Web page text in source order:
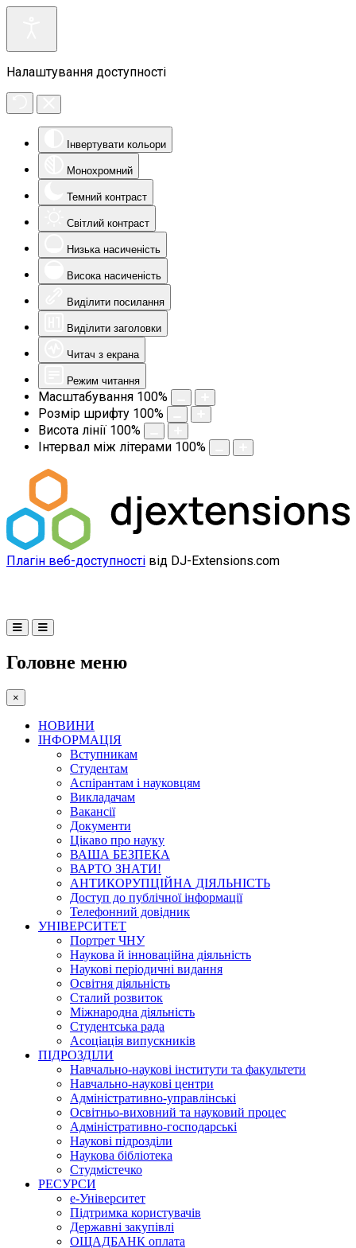
Налаштування доступності
Інвертувати кольори
Монохромний
Темний контраст
Світлий контраст
Низька насиченість
Висока насиченість
Виділити посилання
Виділити заголовки
Читач з екрана
Режим читання
Масштабування 100%
Розмір шрифту 100%
Висота лінії 100%
Інтервал між літерами 100%
Плагін веб-доступності від DJ-Extensions.com
Головне меню
×
НОВИНИ
ІНФОРМАЦІЯ
Вступникам
Студентам
Аспірантам і науковцям
Викладачам
Вакансії
Документи
Цікаво про науку
ВАША БЕЗПЕКА
ВАРТО ЗНАТИ!
АНТИКОРУПЦІЙНА ДІЯЛЬНІСТЬ
Доступ до публічної інформації
Телефонний довідник
УНІВЕРСИТЕТ
Портрет ЧНУ
Наукова й інноваційна діяльність
Наукові періодичні видання
Освітня діяльність
Сталий розвиток
Міжнародна діяльність
Студентська рада
Асоціація випускників
ПІДРОЗДІЛИ
Навчально-наукові інститути та факультети
Навчально-наукові центри
Адміністративно-управлінські
Освітньо-виховний та науковий процес
Адміністративно-господарські
Наукові підрозділи
Наукова бібліотека
Студмістечко
РЕСУРСИ
е-Університет
Підтримка користувачів
Державні закупівлі
ОЩАДБАНК оплата